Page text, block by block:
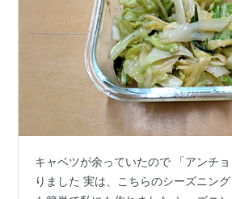
キャベツが余っていたので 「アンチ
りました 実は、こちらのシーズニン